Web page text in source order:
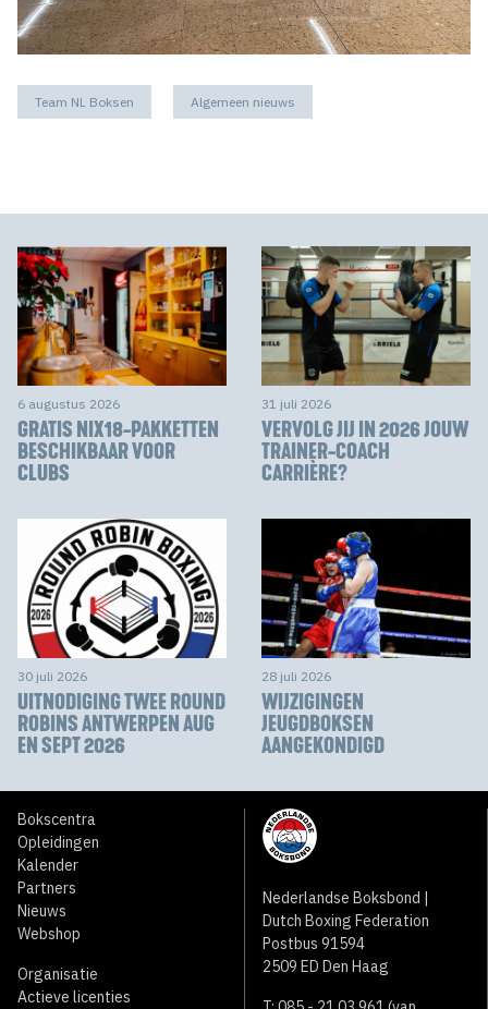
Team NL Boksen Algemeen nieuws
6 augustus 2026
GRATIS NIX18-PAKKETTEN
BESCHIKBAAR VOOR
CLUBS
31 juli 2026
VERVOLG JIJ IN 2026 JOUW
TRAINER-COACH
CARRIÈRE?
30 juli 2026
UITNODIGING TWEE ROUND
ROBINS ANTWERPEN AUG
EN SEPT 2026
28 juli 2026
WIJZIGINGEN
JEUGDBOKSEN
AANGEKONDIGD
Bokscentra
Opleidingen
Kalender
Partners
Nieuws
Webshop
Organisatie
Actieve licenties
Nederlandse Boksbond |
Dutch Boxing Federation
Postbus 91594
2509 ED Den Haag